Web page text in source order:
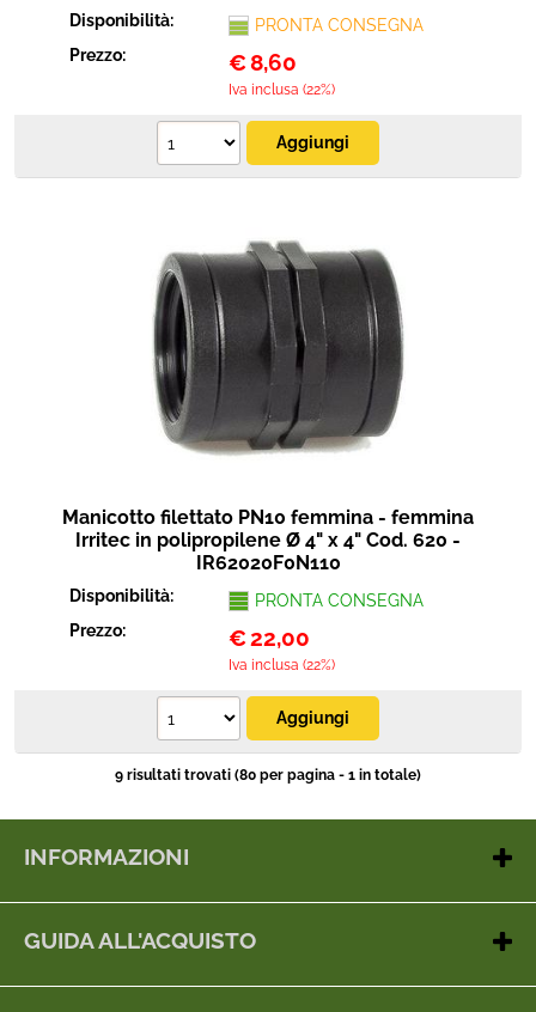
Disponibilità:
PRONTA CONSEGNA
Prezzo:
€8,60
Iva inclusa (22%)
Manicotto filettato PN10 femmina - femmina
Irritec in polipropilene Ø 4" x 4" Cod. 620 -
IR62020F0N110
Disponibilità:
PRONTA CONSEGNA
Prezzo:
€22,00
Iva inclusa (22%)
9 risultati trovati (80 per pagina - 1 in totale)
INFORMAZIONI
Dove siamo
Gestione cookie
GUIDA ALL'ACQUISTO